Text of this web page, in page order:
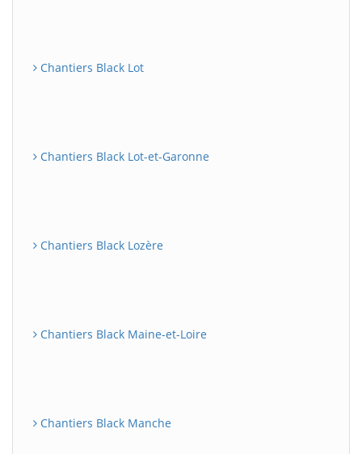
Chantiers Black Lot
Chantiers Black Lot-et-Garonne
Chantiers Black Lozère
Chantiers Black Maine-et-Loire
Chantiers Black Manche